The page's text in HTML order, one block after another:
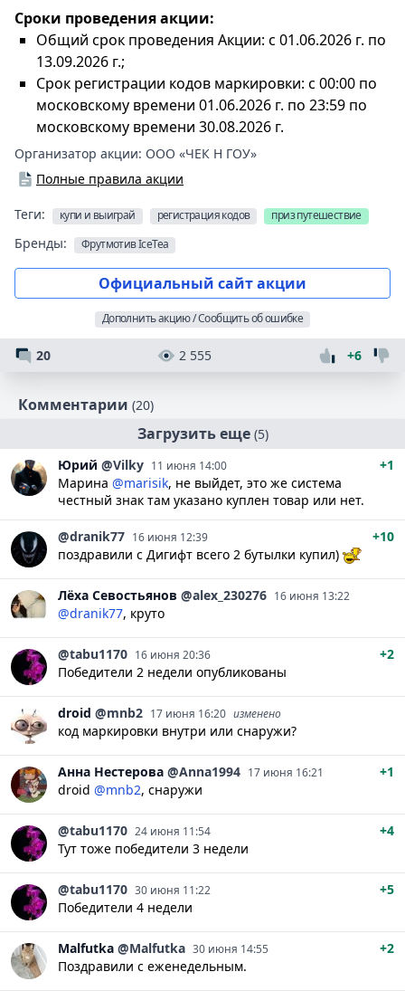
Сроки проведения акции:
Общий срок проведения Акции: с 01.06.2026 г. по
13.09.2026 г.;
Срок регистрации кодов маркировки: с 00:00 по
московскому времени 01.06.2026 г. по 23:59 по
московскому времени 30.08.2026 г.
Организатор акции: ООО «ЧЕК Н ГОУ»
Полные правила акции
Теги: купи и выиграй регистрация кодов приз путешествие
Бренды: Фрутмотив IceTea
Официальный сайт акции
Дополнить акцию / Сообщить об ошибке
20 2 555 +6
Комментарии (20)
Загрузить еще (5)
Юрий @Vilky 11 июня 14:00
+1
Марина @marisik, не выйдет, это же система
честный знак там указано куплен товар или нет.
@dranik77 16 июня 12:39
+10
поздравили с Дигифт всего 2 бутылки купил)
Лёха Севостьянов @alex_230276 16 июня 13:22
@dranik77, круто
@tabu1170 16 июня 20:36
+2
Победители 2 недели опубликованы
droid @mnb2 17 июня 16:20 изменено
код маркировки внутри или снаружи?
Анна Нестерова @Anna1994 17 июня 16:21
+1
droid @mnb2, снаружи
@tabu1170 24 июня 11:54
+4
Тут тоже победители 3 недели
@tabu1170 30 июня 11:22
+5
Победители 4 недели
Malfutka @Malfutka 30 июня 14:55
+2
Поздравили с еженедельным.